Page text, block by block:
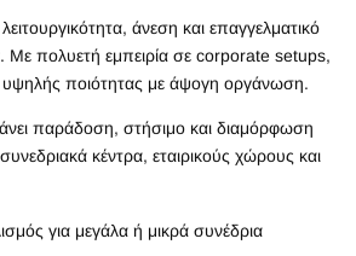
άνεση και επαγγελματικό
Με πολυετή εμπειρία σε corporate setups,
ποιότητας με άψογη οργάνωση.
παράδοση, στήσιμο και διαμόρφωση
κέντρα, εταιρικούς χώρους και
για μεγάλα ή μικρά συνέδρια